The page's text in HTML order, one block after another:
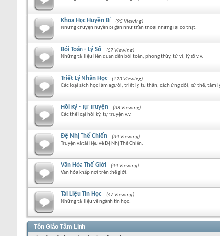
Khoa Học Huyền Bí
(95 Viewing)
Những chuyện huyền bí gần như thần thoại nhưng lại có thật.
Bói Toán - Lý Số
(57 Viewing)
Những tài liệu liên quan đến bói toán, phong thủy, tử vi, lý số v.v.
Triết Lý Nhân Học
(123 Viewing)
Các loại sách học làm người, triết lý, tu thân, cách ứng đối, xử thế, tâm
Hồi Ký - Tự Truyện
(38 Viewing)
Các thể loại hồi ký, tự truyện v.v.
Đệ Nhị Thế Chiến
(34 Viewing)
Truyện và tài liệu về Đệ Nhị Thế Chiến.
Văn Hóa Thế Giới
(44 Viewing)
Văn hóa khắp nơi trên thế giới.
Tài Liệu Tin Học
(47 Viewing)
Những tài liệu về ngành tin học.
Tôn Giáo Tâm Linh